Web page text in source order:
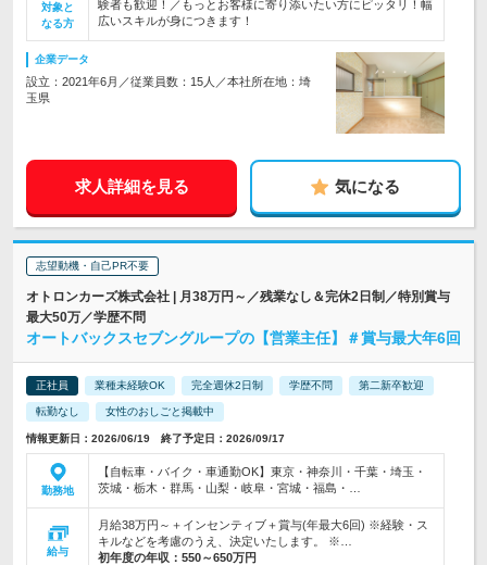
対象と
なる方
験者も歓迎！／もっとお客様に寄り添いたい方にピッタリ！幅
広いスキルが身につきます！
企業データ
設立：2021年6月／従業員数：15人／本社所在地：埼
玉県
求人詳細を見る 気になる
志望動機・自己PR不要
オトロンカーズ株式会社 | 月38万円～／残業なし＆完休2日制／特別賞与
最大50万／学歴不問
オートバックスセブングループの【営業主任】＃賞与最大年6回
正社員 業種未経験OK 完全週休2日制 学歴不問 第二新卒歓迎
転勤なし 女性のおしごと掲載中
情報更新日：2026/06/19 終了予定日：2026/09/17
勤務地
【自転車・バイク・車通勤OK】東京・神奈川・千葉・埼玉・
茨城・栃木・群馬・山梨・岐阜・宮城・福島・…
給与
月給38万円～＋インセンティブ＋賞与(年最大6回) ※経験・ス
キルなどを考慮のうえ、決定いたします。 ※…
初年度の年収： 550～650万円